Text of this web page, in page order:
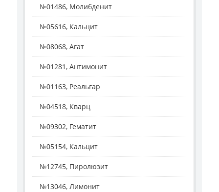
№01486, Молибденит
№05616, Кальцит
№08068, Агат
№01281, Антимонит
№01163, Реальгар
№04518, Кварц
№09302, Гематит
№05154, Кальцит
№12745, Пиролюзит
№13046, Лимонит